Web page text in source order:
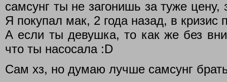
самсунг ты не загонишь за туже
Я покупал мак, 2 года назад, в кризис
А если ты девушка, то как же без
что ты насосала :D
Сам хз, но думаю лучше самсунг